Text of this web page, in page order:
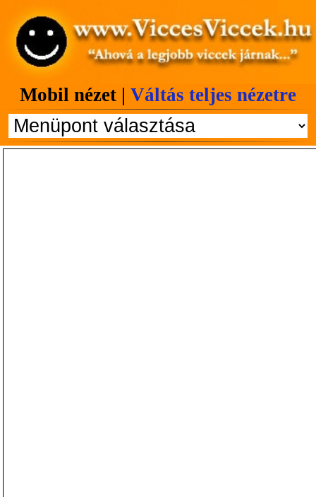
Mobil nézet | Váltás teljes nézetre